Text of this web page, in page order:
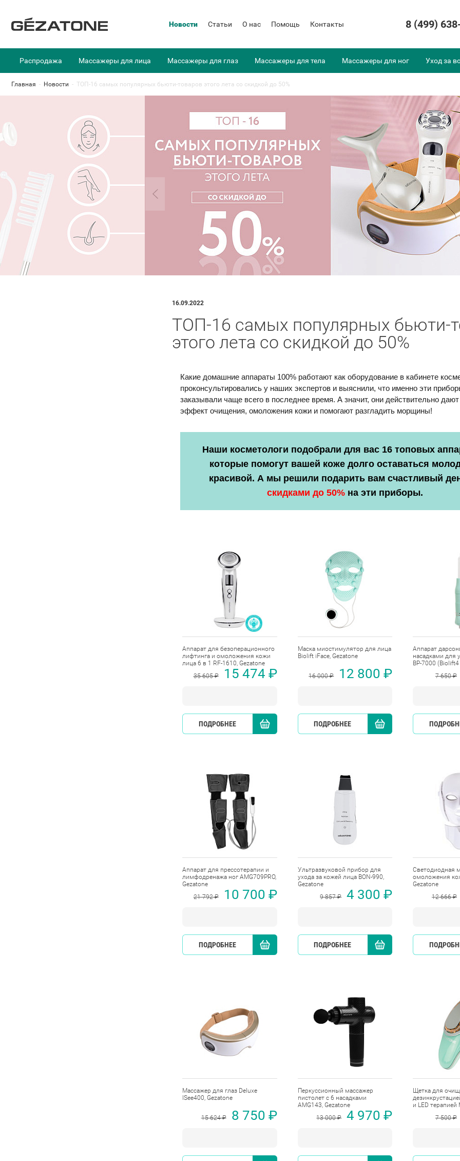
Новости Статьи О нас Помощь Контакты 8 (499)
Распродажа Массажеры для лица Массажеры для глаз Массажеры для тела Массажеры для ног Уход за
Главная - Новости - ТОП-16 самых популярных бьюти-товаров этого лета со скидкой до 50%
16.09.2022
ТОП-16 самых популярных бьюти-
этого лета со скидкой до 50%
Какие домашние аппараты 100% работают как оборудование в кабинете
проконсультировались у наших экспертов и выяснили, что именно эти
заказывали чаще всего в последнее время. А значит, они действительно
эффект очищения, омоложения кожи и помогают разгладить морщины!
Наши косметологи подобрали для вас 16 топовых
которые помогут вашей коже долго оставаться
красивой. А мы решили подарить вам счастливый
скидками до 50% на эти приборы.
Аппарат для безоперационного
лифтинга и омоложения кожи
лица 6 в 1 RF-1610, Gezatone
35 605 ₽
15 474 ₽
ПОДРОБНЕЕ КУПИТЬ
Маска миостимулятор для лица
Biolift iFace, Gezatone
16 000 ₽ 12 800 ₽
ПОДРОБНЕЕ КУПИТЬ
Аппарат
насадками для
BP-7000
бирюзовый,
7 650 ₽
Аппарат для прессотерапии и
лимфодренажа ног AMG709PRO,
Gezatone
21 792 ₽
10 700 ₽
ПОДРОБНЕЕ КУПИТЬ
Ультразвуковой прибор для
ухода за кожей лица BON-990,
Gezatone
9 857 ₽
4 300 ₽
ПОДРОБНЕЕ КУПИТЬ
Светодиодная
омоложения
Gezatone
12 666 ₽
Массажер для глаз Deluxe
ISee400, Gezatone
15 624 ₽ 8 750 ₽
Перкуссионный массажер
пистолет с 6 насадками
AMG143, Gezatone
13 000 ₽
4 970 ₽
Щетка для
и LED терапией
7 500 ₽